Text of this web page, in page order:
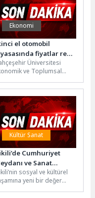
Ekonomi
el otomobil
fiyatlar reel
düşmeye devam
arzda sınırlı bir
oldu
Üniversitesi
ve Toplumsal
tarafından
ilanlardan
hazırlanan ve...
Kültür Sanat
Cumhuriyet
ve Sanat
Heyecanı
sosyal ve kültürel
yeni bir değer